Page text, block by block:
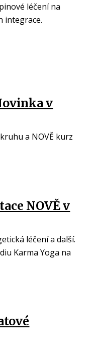
léčení na
integrace.
v
a NOVĚ kurz
NOVĚ v
léčení a další.
Karma Yoga na